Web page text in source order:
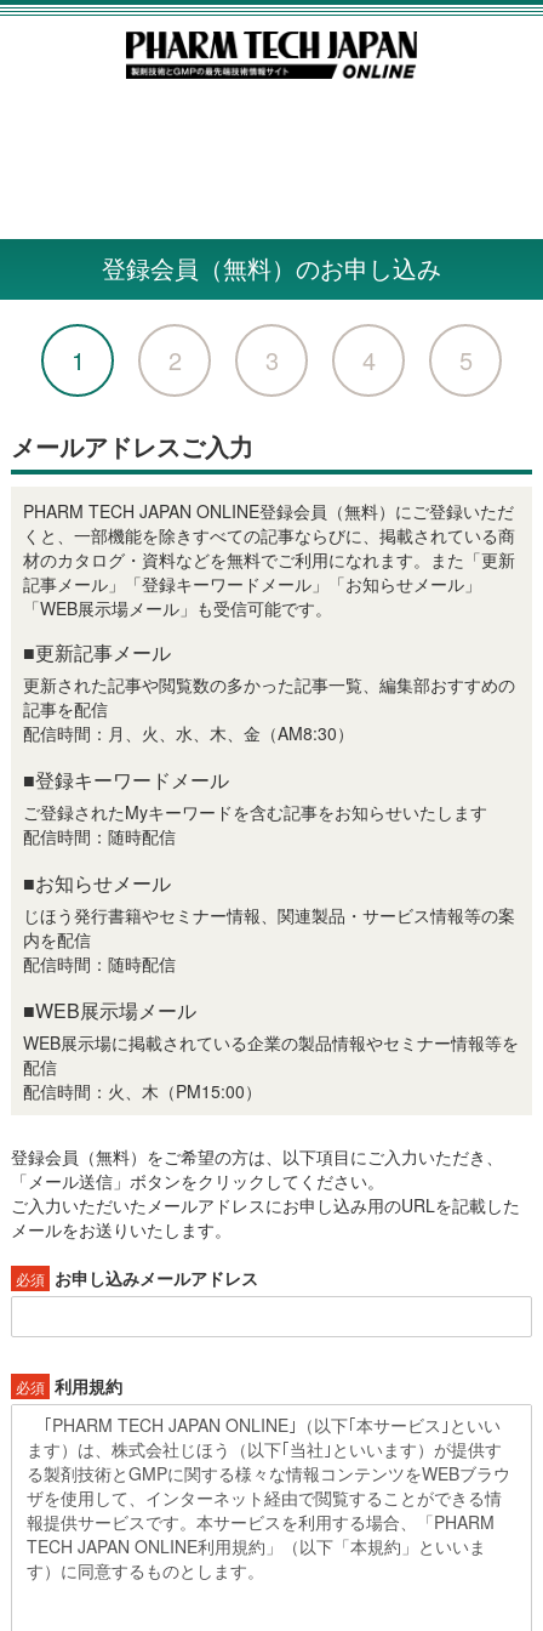
登録会員（無料）のお申し込み
1 2 3 4 5
メールアドレスご入力
PHARM TECH JAPAN ONLINE登録会員（無料）にご登録いただ
くと、一部機能を除きすべての記事ならびに、掲載されている商
材のカタログ・資料などを無料でご利用になれます。また「更新
記事メール」「登録キーワードメール」「お知らせメール」
「WEB展示場メール」も受信可能です。
■更新記事メール
更新された記事や閲覧数の多かった記事一覧、編集部おすすめの
記事を配信
配信時間：月、火、水、木、金（AM8:30）
■登録キーワードメール
ご登録されたMyキーワードを含む記事をお知らせいたします
配信時間：随時配信
■お知らせメール
じほう発行書籍やセミナー情報、関連製品・サービス情報等の案
内を配信
配信時間：随時配信
■WEB展示場メール
WEB展示場に掲載されている企業の製品情報やセミナー情報等を
配信
配信時間：火、木（PM15:00）
登録会員（無料）をご希望の方は、以下項目にご入力いただき、
「メール送信」ボタンをクリックしてください。
ご入力いただいたメールアドレスにお申し込み用のURLを記載した
メールをお送りいたします。
必須 お申し込みメールアドレス
必須 利用規約